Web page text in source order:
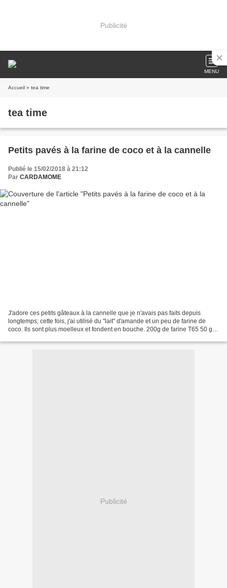
Publicité
MENU
Accueil » tea time
tea time
Petits pavés à la farine de coco et à la cannelle
Publié le 15/02/2018 à 21:12
Par CARDAMOME
J'adore ces petits gâteaux à la cannelle que je n'avais pas faits depuis
longtemps; cette fois, j'ai utilisé du "lait" d'amande et un peu de farine de
coco. Ils sont plus moelleux et fondent en bouche. 200g de farine T65 50 g
Publicité